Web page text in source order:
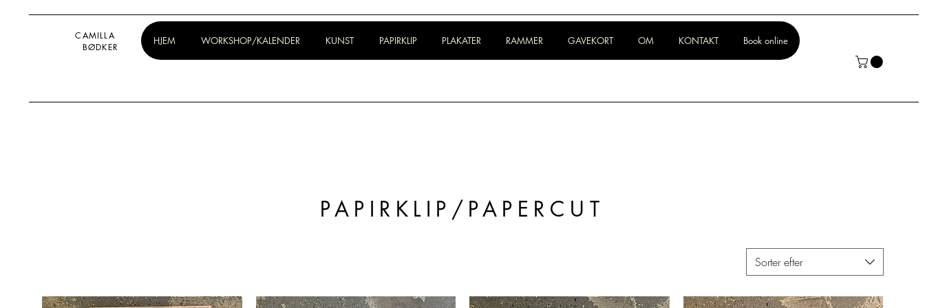
CAMILLA
BØDKER
HJEM WORKSHOP/KALENDER KUNST PAPIRKLIP PLAKATER RAMMER GAVEKORT OM KONTAKT Book online
PAPIRKLIP/PAPERCUT
Sorter efter